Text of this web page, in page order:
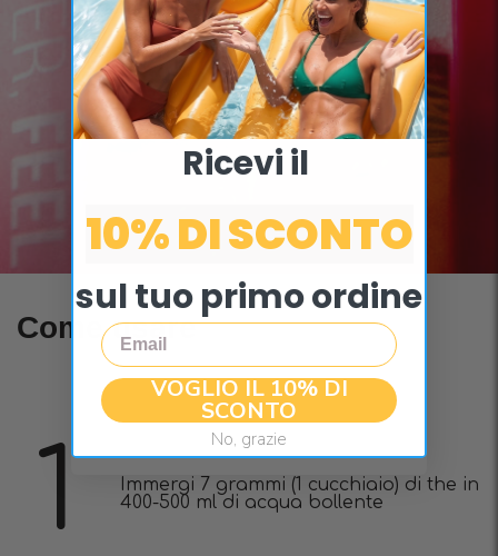
Come usare
1
Immergi 7 grammi (1 cucchiaio) di the in
400-500 ml di acqua bollente
Ricevi il ​
10% DI SCONTO
sul tuo primo ordine
Email
VOGLIO IL 10% DI
SCONTO
No, grazie